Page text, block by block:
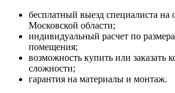
бесплатный выезд специалиста на
Московской области;
индивидуальный расчет по
помещения;
возможность купить или заказать
сложности;
гарантия на материалы и монтаж.